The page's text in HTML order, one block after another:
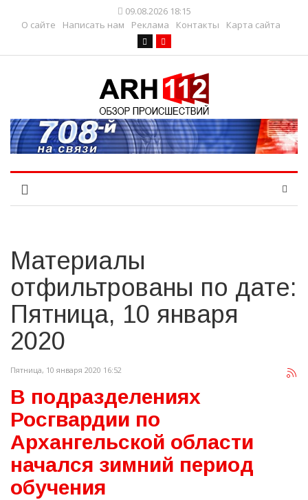
09.08.2026 18:15
О сайте
Написать нам Реклама Контакты Карта сайта
Материалы
отфильтрованы по дате:
Пятница, 10 января
2020
Пятница, 10 января 2020 16:52
В подразделениях
Росгвардии по
Архангельской области
начался зимний период
обучения